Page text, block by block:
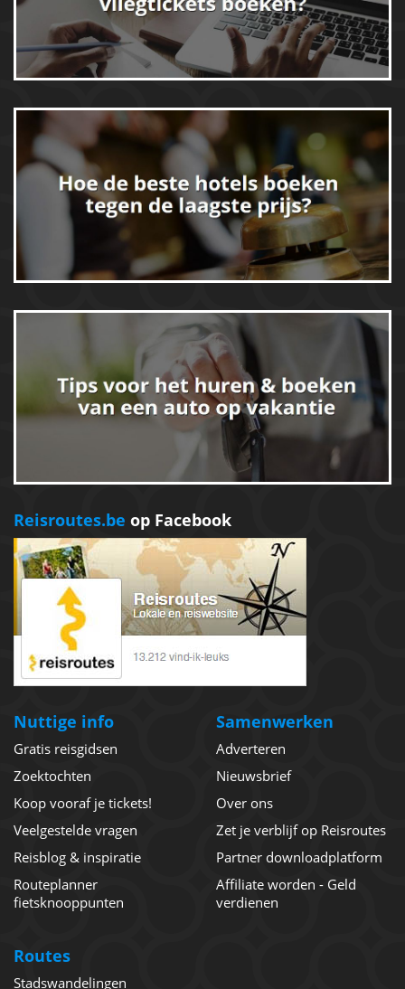
Reisroutes.be op Facebook
Nuttige info
Gratis reisgidsen
Zoektochten
Koop vooraf je tickets!
Veelgestelde vragen
Reisblog & inspiratie
Routeplanner
fietsknooppunten
Samenwerken
Adverteren
Nieuwsbrief
Over ons
Zet je verblijf op Reisroutes
Partner downloadplatform
Affiliate worden - Geld
verdienen
Routes
Stadswandelingen